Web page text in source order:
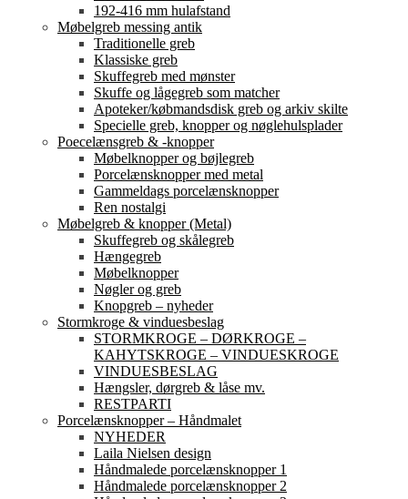
192-416 mm hulafstand
Møbelgreb messing antik
Traditionelle greb
Klassiske greb
Skuffegreb med mønster
Skuffe og lågegreb som matcher
Apoteker/købmandsdisk greb og arkiv skilte
Specielle greb, knopper og nøglehulsplader
Poecelænsgreb & -knopper
Møbelknopper og bøjlegreb
Porcelænsknopper med metal
Gammeldags porcelænsknopper
Ren nostalgi
Møbelgreb & knopper (Metal)
Skuffegreb og skålegreb
Hængegreb
Møbelknopper
Nøgler og greb
Knopgreb – nyheder
Stormkroge & vinduesbeslag
STORMKROGE – DØRKROGE –
KAHYTSKROGE – VINDUESKROGE
VINDUESBESLAG
Hængsler, dørgreb & låse mv.
RESTPARTI
Porcelænsknopper – Håndmalet
NYHEDER
Laila Nielsen design
Håndmalede porcelænsknopper 1
Håndmalede porcelænsknopper 2